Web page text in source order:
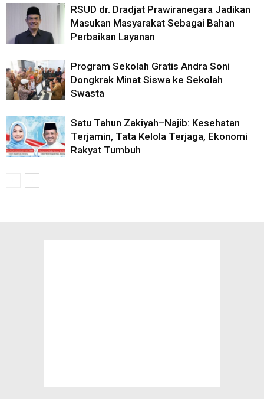
RSUD dr. Dradjat Prawiranegara Jadikan
Masukan Masyarakat Sebagai Bahan
Perbaikan Layanan
Program Sekolah Gratis Andra Soni
Dongkrak Minat Siswa ke Sekolah
Swasta
Satu Tahun Zakiyah–Najib: Kesehatan
Terjamin, Tata Kelola Terjaga, Ekonomi
Rakyat Tumbuh